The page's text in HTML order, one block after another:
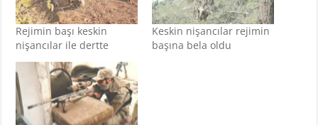
Rejimin başı keskin
nişancılar ile dertte
Keskin nişancılar rejimin
başına bela oldu